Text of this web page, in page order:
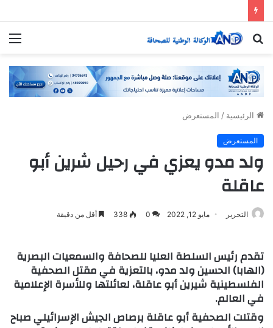
بحث
الرئيسية / المستعرض
المستعرض
ولد مدو يعزي في رحيل شرين أبو
عاقلة
التحرير مايو 12, 2022 0
338 أقل من دقيقة
تقدم رئيس السلطة العليا للصحافة والسمعيات البصرية
(الهابا) الحسين ولد مدو، بالتعزية في مقتل الصحفية
الفلسطينية شيرين أبو عاقلة، لعائلتها وللأسرة الإعلامية
في العالم.
وقتلت الصحفية أبو عاقلة برصاص الجيش الإسرائيلي صباح